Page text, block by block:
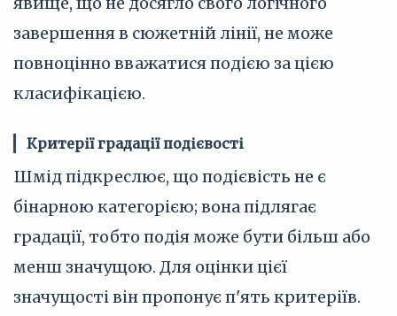
завершення в сюжетній лінії, не може
повноцінно вважатися подією за цією
класифікацією.
Критерії градації подієвості
Шмід підкреслює, що подієвість не є
бінарною категорією; вона підлягає
градації, тобто подія може бути більш або
менш значущою. Для оцінки цієї
значущості він пропонує п'ять критеріїв.